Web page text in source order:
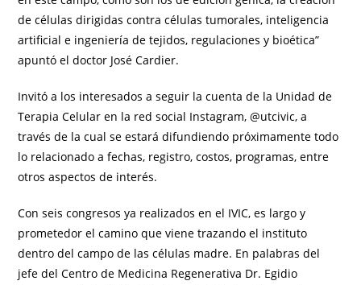
de células dirigidas contra células tumorales, inteligencia
artificial e ingeniería de tejidos, regulaciones y bioética”
apuntó el doctor José Cardier.
Invitó a los interesados a seguir la cuenta de la Unidad de
Terapia Celular en la red social Instagram, @utcivic, a
través de la cual se estará difundiendo próximamente todo
lo relacionado a fechas, registro, costos, programas, entre
otros aspectos de interés.
Con seis congresos ya realizados en el IVIC, es largo y
prometedor el camino que viene trazando el instituto
dentro del campo de las células madre. En palabras del
jefe del Centro de Medicina Regenerativa Dr. Egidio